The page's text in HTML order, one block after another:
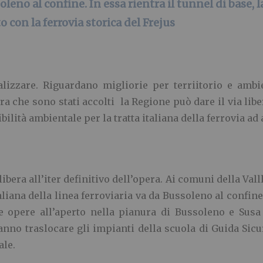
al confine. In essa rientra il tunnel di
con la ferrovia storica del Frejus
Riguardano migliorie per terriitorio e
che sono stati accolti la Regione può dare il via
ambientale per la tratta italiana della ferrovia ad
all’iter definitivo dell’opera. Ai comuni della
della linea ferroviaria va da Bussoleno al
opere all’aperto nella pianura di Bussoleno e
traslocare gli impianti della scuola di Guida